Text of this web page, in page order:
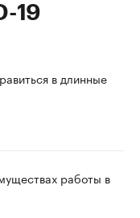
19
в длинные
работы в